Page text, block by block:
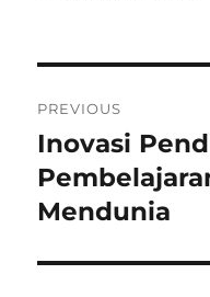
pos
PREVIOUS
Previous
post:
Inovasi
Mendunia